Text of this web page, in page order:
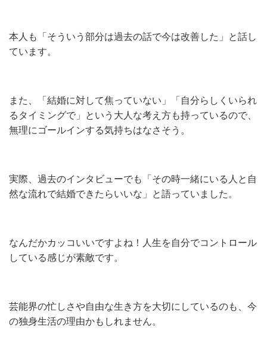
本人も「そういう部分は過去の話で今は改善した」と話し
ています。
また、「結婚に対して焦っていない」「自分らしくいられ
るタイミングで」という大人な考え方も持っているので、
無理にゴールインする気持ちはなさそう。
実際、過去のインタビューでも「その時一緒にいる人と自
然な流れで結婚できたらいいな」と語っていました。
なんだかカッコいいですよね！人生を自分でコントロール
している感じが素敵です。
芸能界の忙しさや自由な生き方を大切にしているのも、今
の独身生活の理由かもしれません。